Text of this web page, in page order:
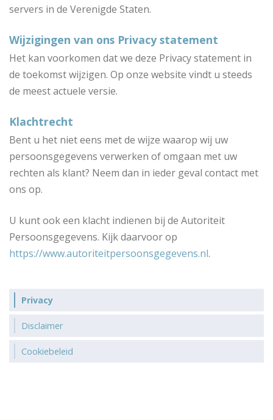
servers in de Verenigde Staten.
Wijzigingen van ons Privacy statement
Het kan voorkomen dat we deze Privacy statement in
de toekomst wijzigen. Op onze website vindt u steeds
de meest actuele versie.
Klachtrecht
Bent u het niet eens met de wijze waarop wij uw
persoonsgegevens verwerken of omgaan met uw
rechten als klant? Neem dan in ieder geval contact met
ons op.
U kunt ook een klacht indienen bij de Autoriteit
Persoonsgegevens. Kijk daarvoor op
https://www.autoriteitpersoonsgegevens.nl.
Privacy
Disclaimer
Cookiebeleid